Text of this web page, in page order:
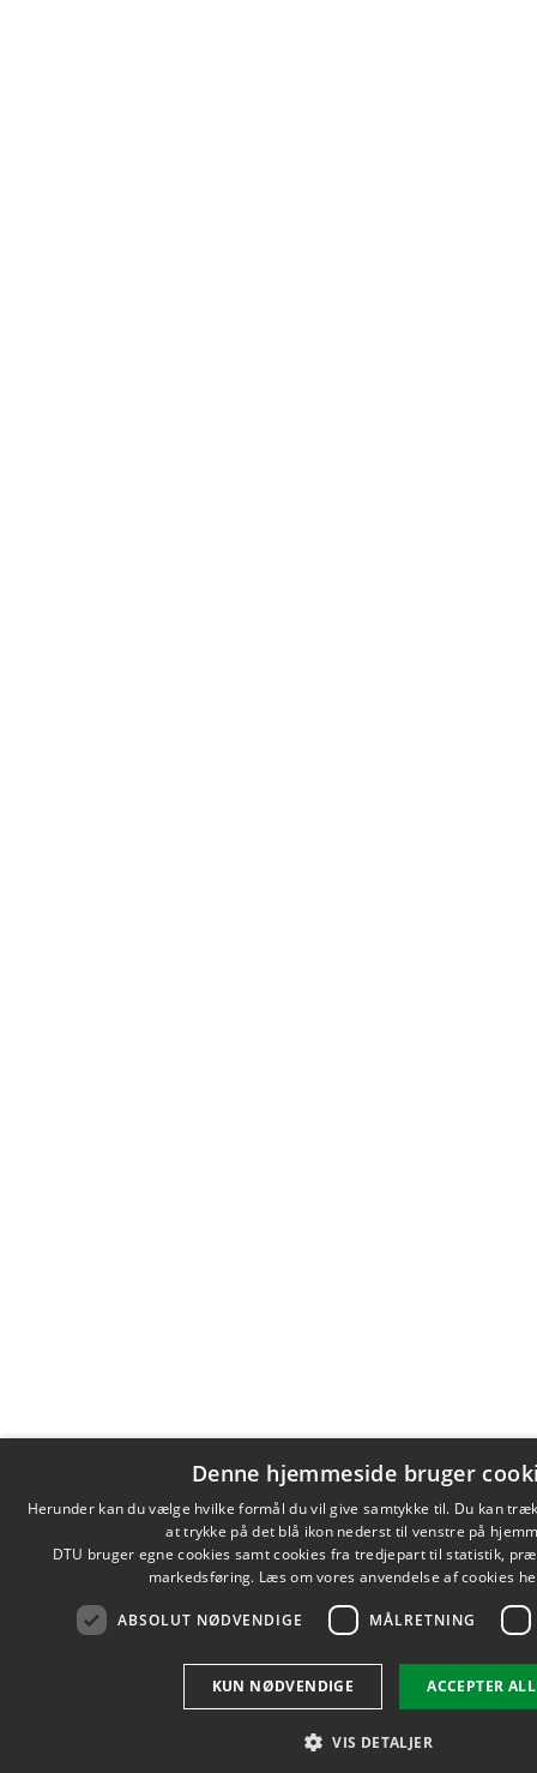
Denne hjemmeside bruger
Herunder kan du vælge hvilke formål du vil give samtykke til. Du kan
at trykke på det blå ikon nederst til venstre på
DTU bruger egne cookies samt cookies fra tredjepart til statistik,
markedsføring. Læs om vores anvendelse af cookies
ABSOLUT NØDVENDIGE MÅLRETNING
ACCEPTER
KUN NØDVENDIGE
VIS DETALJER